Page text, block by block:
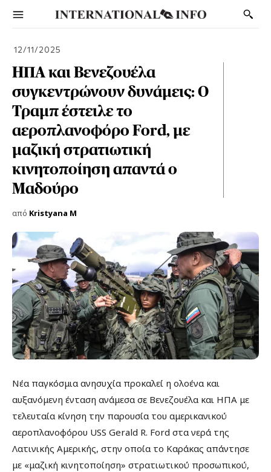
12/11/2025
ΗΠΑ και Βενεζουέλα
συγκεντρώνουν δυνάμεις: Ο
Τραμπ έστειλε το
αεροπλανοφόρο Ford, με
μαζική στρατιωτική
κινητοποίηση απαντά ο
Μαδούρο
από Kristyana M
Νέα παγκόσμια ανησυχία προκαλεί η ολοένα και
αυξανόμενη ένταση ανάμεσα σε Βενεζουέλα και ΗΠΑ με
τελευταία κίνηση την παρουσία του αμερικανικού
αεροπλανοφόρου USS Gerald R. Ford στα νερά της
Λατινικής Αμερικής, στην οποία το Καράκας απάντησε
με «μαζική κινητοποίηση» στρατιωτικού προσωπικού,